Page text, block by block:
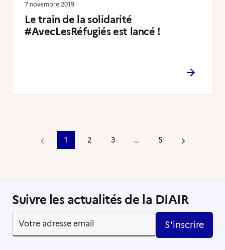
7 novembre 2019
Le train de la solidarité
#AvecLesRéfugiés est lancé !
1 2 3 … 5
Suivre les actualités de la DIAIR
S'inscrire